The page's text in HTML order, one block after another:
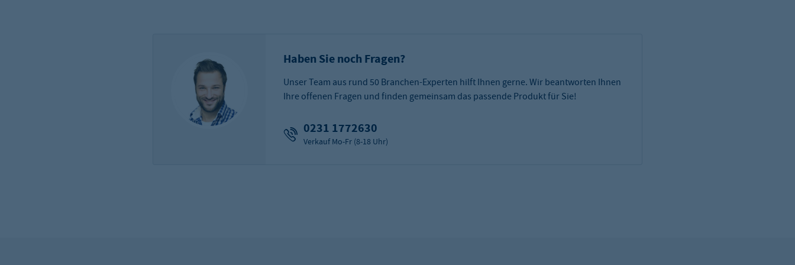
Haben Sie noch Fragen?
Unser Team aus rund 50 Branchen-Experten hilft Ihnen gerne. Wir beantworten Ihnen
Ihre offenen Fragen und finden gemeinsam das passende Produkt für Sie!
0231 1772630
Verkauf Mo-Fr (8-18 Uhr)